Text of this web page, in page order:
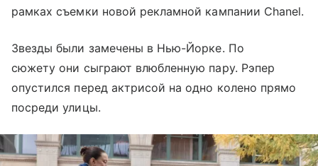
рамках съемки новой рекламной кампании Chanel.
Звезды были замечены в Нью-Йорке. По
сюжету они сыграют влюбленную пару. Рэпер
опустился перед актрисой на одно колено прямо
посреди улицы.